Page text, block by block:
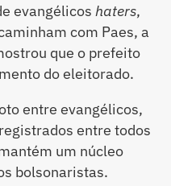
evangélicos haters,
com Paes, a
que o prefeito
do eleitorado.
entre evangélicos,
entre todos
um núcleo
bolsonaristas.